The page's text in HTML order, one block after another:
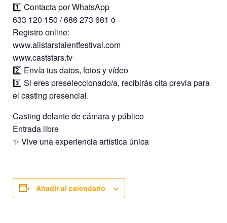
1️⃣ Contacta por WhatsApp
633 120 150 / 686 273 681 ó
Registro online:
www.allstarstalentfestival.com
www.caststars.tv
2️⃣ Envía tus datos, fotos y vídeo
3️⃣ Si eres preseleccionado/a, recibirás cita previa para
el casting presencial.
Casting delante de cámara y público
Entrada libre
✨ Vive una experiencia artística única
Añadir al calendario